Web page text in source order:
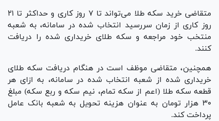
متقاضی خرید سکه طلا می‌تواند تا ۷ روز کاری و حداکثر تا ۲۱
روز کاری از زمان سررسید انتخاب شده در سامانه، به شعبه
منتخب خود مراجعه و سکه طلای خریداری شده را دریافت
کنند.
همچنین، متقاضی موظف است در هنگام دریافت سکه طلای
خریداری شده از شعبه انتخاب شده در سامانه، به ازای هر
قطعه سکه طلا (اعم از سکه تمام، نیم سکه و ربع سکه) مبلغ
۳۰ هزار تومان به عنوان هزینه تحویل به شعبه بانک عامل
پرداخت کند.